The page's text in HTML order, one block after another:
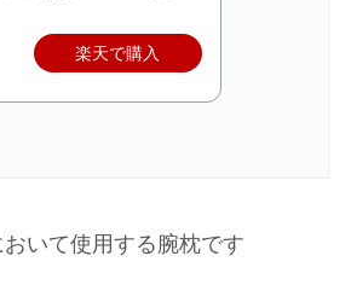
楽天で購入
いて使用する腕枕です